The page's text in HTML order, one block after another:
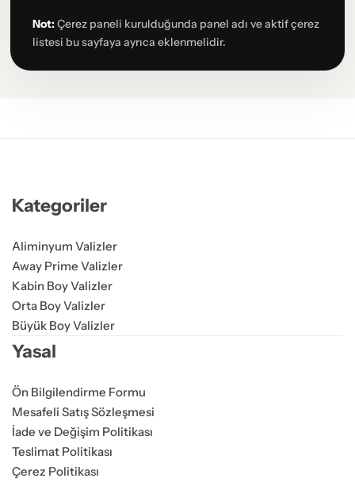
Not:Çerez paneli kurulduğunda panel adı ve aktif çerez
listesi bu sayfaya ayrıca eklenmelidir.
Kategoriler
Aliminyum Valizler
Away Prime Valizler
Kabin Boy Valizler
Orta Boy Valizler
Büyük Boy Valizler
Yasal
Ön Bilgilendirme Formu
Mesafeli Satış Sözleşmesi
İade ve Değişim Politikası
Teslimat Politikası
Çerez Politikası